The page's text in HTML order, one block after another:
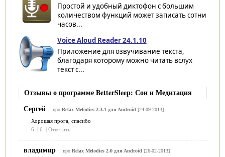
Простой и удобный диктофон с большим
количеством функций может записать сотни
часов...
Voice Aloud Reader 24.1.10
Приложение для озвучивание текста,
благодаря которому можно читать вслух
текст с...
Отзывы о программе BetterSleep: Сон и Медитация
Сергей
про Relax Melodies 2.3.1 для Android [24-09-2013]
Хорошая прога, спасибо
6
6 Ответить
владимир про Relax Melodies 2.0 для Android[26-02-2013]